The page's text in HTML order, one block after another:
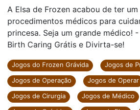
A Elsa de Frozen acabou de ter
procedimentos médicos para
princesa. Seja um grande médico!
Birth Caring Grátis e Divirta-se!
Jogos do Frozen Grávida
Jogos de
Jogos de Operação
Jogos de Operar
Jogos de Cirurgia
Jogos de Médico